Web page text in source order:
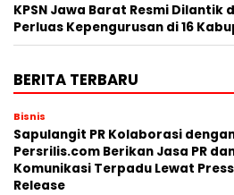
KPSN Jawa Barat Resmi
Perluas Kepengurusan di 16
BERITA TERBARU
Bisnis
Sapulangit PR Kolaborasi
Persrilis.com Berikan Jasa PR
Komunikasi Terpadu Lewat Press
Release